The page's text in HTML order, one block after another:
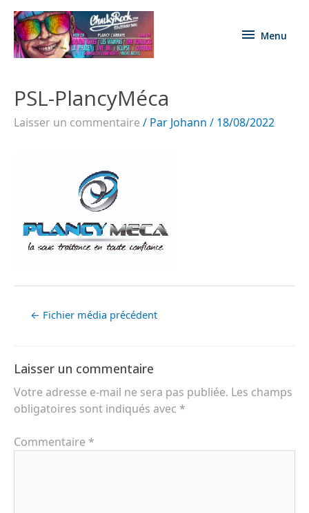
Menu
PSL-PlancyMéca
Laisser un commentaire / Par Johann / 18/08/2022
← Fichier média précédent
Laisser un commentaire
Votre adresse e-mail ne sera pas publiée. Les champs
obligatoires sont indiqués avec *
Commentaire *